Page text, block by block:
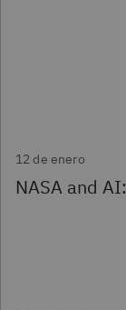
12 de enero
NASA and